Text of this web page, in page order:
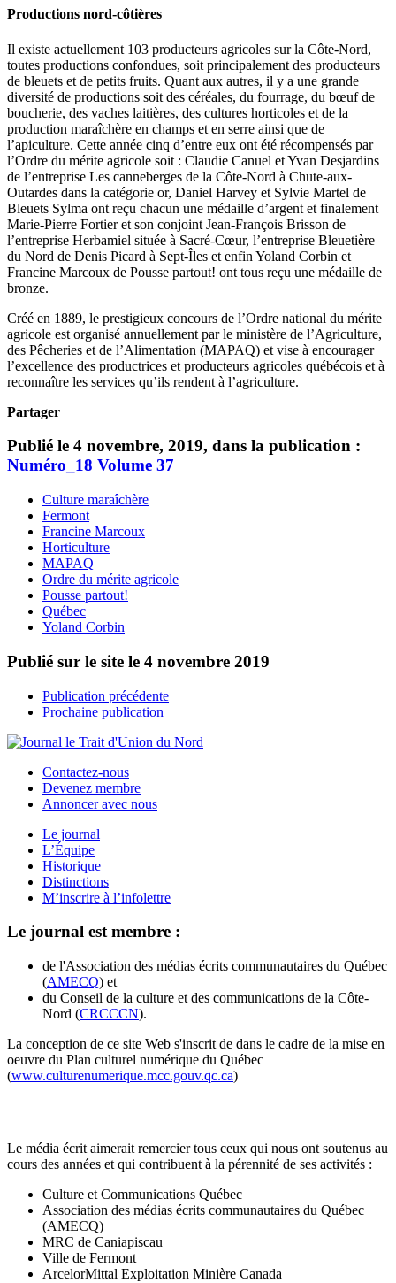
Productions nord-côtières
Il existe actuellement 103 producteurs agricoles sur la Côte-Nord,
toutes productions confondues, soit principalement des producteurs
de bleuets et de petits fruits. Quant aux autres, il y a une grande
diversité de productions soit des céréales, du fourrage, du bœuf de
boucherie, des vaches laitières, des cultures horticoles et de la
production maraîchère en champs et en serre ainsi que de
l’apiculture. Cette année cinq d’entre eux ont été récompensés par
l’Ordre du mérite agricole soit : Claudie Canuel et Yvan Desjardins
de l’entreprise Les canneberges de la Côte-Nord à Chute-aux-
Outardes dans la catégorie or, Daniel Harvey et Sylvie Martel de
Bleuets Sylma ont reçu chacun une médaille d’argent et finalement
Marie-Pierre Fortier et son conjoint Jean-François Brisson de
l’entreprise Herbamiel située à Sacré-Cœur, l’entreprise Bleuetière
du Nord de Denis Picard à Sept-Îles et enfin Yoland Corbin et
Francine Marcoux de Pousse partout! ont tous reçu une médaille de
bronze.
Créé en 1889, le prestigieux concours de l’Ordre national du mérite
agricole est organisé annuellement par le ministère de l’Agriculture,
des Pêcheries et de l’Alimentation (MAPAQ) et vise à encourager
l’excellence des productrices et producteurs agricoles québécois et à
reconnaître les services qu’ils rendent à l’agriculture.
Partager
Publié le 4 novembre, 2019, dans la publication :
Numéro_18 Volume 37
Culture maraîchère
Fermont
Francine Marcoux
Horticulture
MAPAQ
Ordre du mérite agricole
Pousse partout!
Québec
Yoland Corbin
Publié sur le site le 4 novembre 2019
Publication précédente
Prochaine publication
Contactez-nous
Devenez membre
Annoncer avec nous
Le journal
L’Équipe
Historique
Distinctions
M’inscrire à l’infolettre
Le journal est membre :
de l'Association des médias écrits communautaires du Québec
(AMECQ) et
du Conseil de la culture et des communications de la Côte-
Nord (CRCCCN).
La conception de ce site Web s'inscrit de dans le cadre de la mise en
oeuvre du Plan culturel numérique du Québec
(www.culturenumerique.mcc.gouv.qc.ca)
Le média écrit aimerait remercier tous ceux qui nous ont soutenus au
cours des années et qui contribuent à la pérennité de ses activités :
Culture et Communications Québec
Association des médias écrits communautaires du Québec
(AMECQ)
MRC de Caniapiscau
Ville de Fermont
ArcelorMittal Exploitation Minière Canada